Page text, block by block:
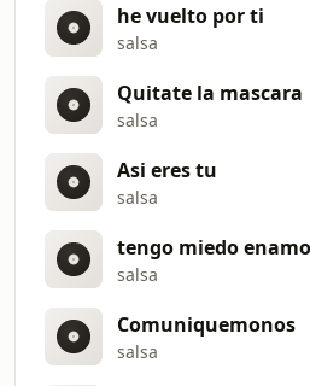
he vuelto por ti
salsa
Quitate la mascara
salsa
Asi eres tu
salsa
salsa
Comuniquemonos
salsa